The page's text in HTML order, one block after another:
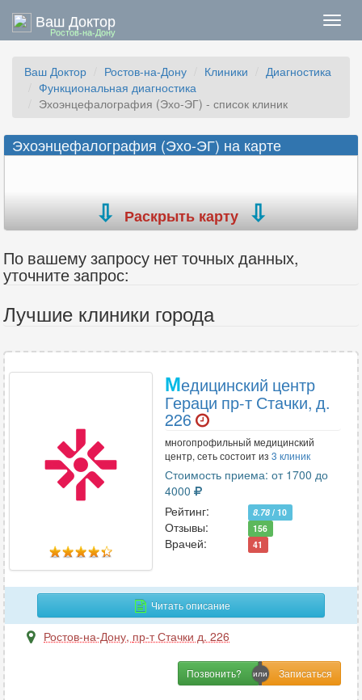
Ваш Доктор
Ростов-на-Дону
Ваш Доктор Ростов-на-Дону Клиники
Диагностика
Функциональная диагностика
Эхоэнцефалография (Эхо-ЭГ) - список клиник
Эхоэнцефалография (Эхо-ЭГ) на карте
Раскрыть карту
По вашему запросу нет точных данных,
уточните запрос:
Лучшие клиники города
Медицинский центр
Гераци пр-т Стачки, д.
226
многопрофильный медицинский
центр, сеть состоит из 3 клиник
Стоимость приема: от 1700 до
4000
Рейтинг:
8.78 / 10
Отзывы: 156
Врачей: 41
Читать описание
Ростов-на-Дону, пр-т Стачки д. 226
Позвонить?